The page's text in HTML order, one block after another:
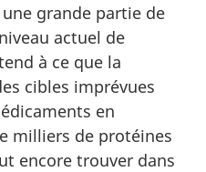
grande partie de
actuel de
à ce que la
cibles imprévues
en
milliers de protéines
encore trouver dans